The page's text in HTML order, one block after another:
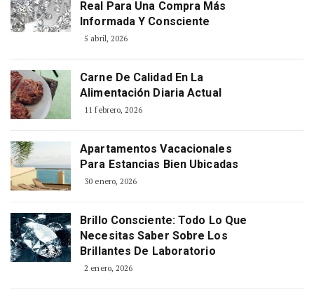
Real Para Una Compra Más
Informada Y Consciente
5 abril, 2026
Carne De Calidad En La
Alimentación Diaria Actual
11 febrero, 2026
Apartamentos Vacacionales
Para Estancias Bien Ubicadas
30 enero, 2026
Brillo Consciente: Todo Lo Que
Necesitas Saber Sobre Los
Brillantes De Laboratorio
2 enero, 2026